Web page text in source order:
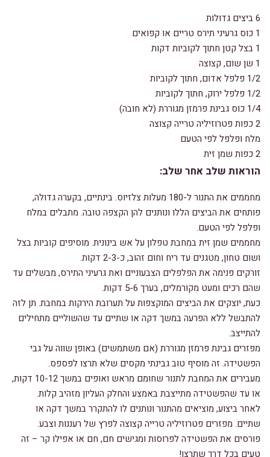
6 ביצים גדולות
1 כוס גרעיני תירס טריים או קפואים
1 בצל קטן חתוך לקוביות דקות
1 שן שום, קצוצה
1/2 פלפל אדום, חתוך לקוביות
1/2 פלפל ירוק, חתוך לקוביות
1/4 כוס גבינת פרמזן מגוררת (לא חובה)
2 כפות פטרוזיליה טרייה קצוצה
מלח ופלפל לפי הטעם
2 כפות שמן זית
הוראות שלב אחר שלב:
מחממים את התנור ל-180 מעלות צלזיוס. בינתיים, בקערה גדולה,
פותחים את הביצים הללו ונותנים להן הקצפה טובה. מתבלים במלח
ופלפל לפי הטעם.
מחממים שמן זית במחבת טפלון על אש בינונית. מוסיפים קוביות בצל
ושום טחון, מטגנים עד ריח וחום זהוב, כ-2-3 דקות.
זורקים פנימה את הפלפלים הצבעוניים ואת גרעיני התירס, מבשלים עד
שהם רכים ומעט מקורמלים, בערך 5-6 דקות.
כעת, יוצקים את הביצים המוקצפות על תערובת הירקות במחבת. תן לזה
להתבשל ללא הפרעה במשך דקה או שתיים עד שהשוליים מתחילים
להתייצב.
מפזרים גבינת פרמזן מגוררת (אם משתמשים) באופן שווה על גבי
הפשטידה. זה מוסיף טוב גבינתי מקסים שלא תרצו לפספס.
מעבירים את המחבת לתנור שחומם מראש ואופים במשך 10-12 דקות,
או עד שהפשטידה מתייצבת באמצע והחלק העליון מזהיב קלות.
לאחר ביצוע, מוציאים מהתנור ונותנים לו להתקרר במשך דקה או
שתיים. מפזרים פטרוזיליה טרייה קצוצה לפרץ של רעננות וצבע.
פורסים את הפשטידה לפרוסות ומגישים חם, חם או אפילו קר – זה
טעים בכל דרך שתרצו!